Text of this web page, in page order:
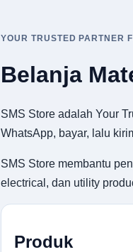
YOUR TRUSTED PARTNER
Belanja
SMS Store adalah Your
WhatsApp, bayar, lalu
SMS Store membantu
electrical, dan utility
Produk